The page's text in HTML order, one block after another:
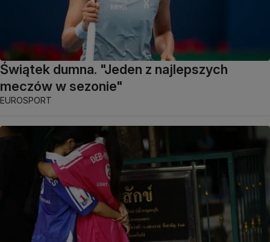
Świątek dumna. "Jeden z najlepszych
meczów w sezonie"
EUROSPORT